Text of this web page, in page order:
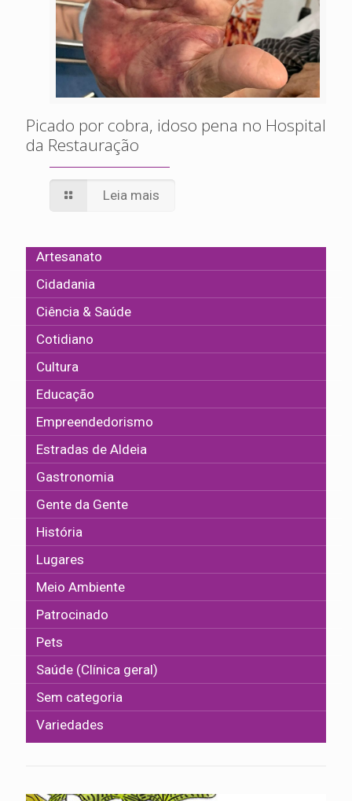
Picado por cobra, idoso pena no Hospital
da Restauração
Leia mais
Artesanato
Cidadania
Ciência & Saúde
Cotidiano
Cultura
Educação
Empreendedorismo
Estradas de Aldeia
Gastronomia
Gente da Gente
História
Lugares
Meio Ambiente
Patrocinado
Pets
Saúde (Clínica geral)
Sem categoria
Variedades